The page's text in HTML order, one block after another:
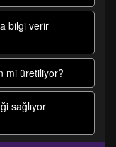
bilgi verir
mi üretiliyor?
sağlıyor